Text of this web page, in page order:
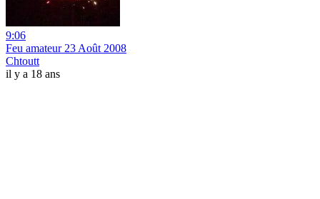
9:06
Feu amateur 23 Août 2008
Chtoutt
il y a 18 ans